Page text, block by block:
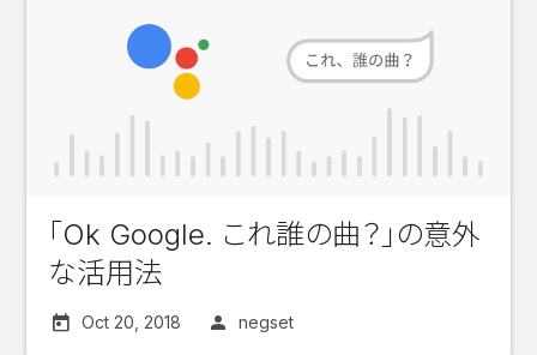
「Ok Google. これ誰の曲？」の意外
な活用法
Oct 20, 2018 negset